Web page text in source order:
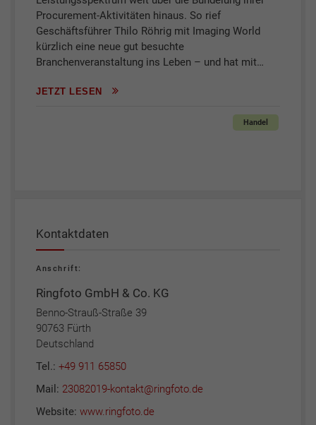
Procurement-Aktivitäten hinaus. So rief
Geschäftsführer Thilo Röhrig mit Imaging World
kürzlich eine neue gut besuchte
Branchenveranstaltung ins Leben – und hat mit…
JETZT LESEN
Handel
Kontaktdaten
Anschrift:
Ringfoto GmbH & Co. KG
Benno-Strauß-Straße 39
90763 Fürth
Deutschland
Tel.: +49 911 65850
Mail: 23082019-kontakt@ringfoto.de
Website: www.ringfoto.de